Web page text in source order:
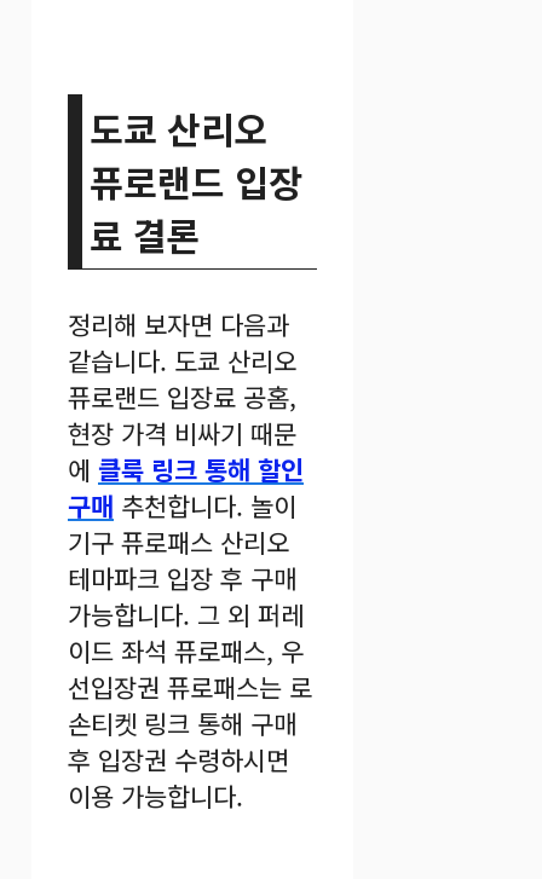
도쿄 산리오
퓨로랜드 입장
료 결론
정리해 보자면 다음과
같습니다. 도쿄 산리오
퓨로랜드 입장료 공홈,
현장 가격 비싸기 때문
에 클룩 링크 통해 할인
구매 추천합니다. 놀이
기구 퓨로패스 산리오
테마파크 입장 후 구매
가능합니다. 그 외 퍼레
이드 좌석 퓨로패스, 우
선입장권 퓨로패스는 로
손티켓 링크 통해 구매
후 입장권 수령하시면
이용 가능합니다.